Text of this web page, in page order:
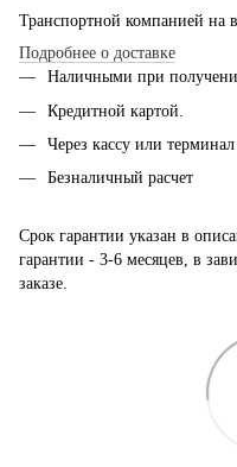
Транспортной компанией на
Подробнее о доставке
Наличными при
Кредитной картой.
Через кассу или
Безналичный расчет
Срок гарантии указан в
гарантии - 3-6 месяцев, в
заказе.